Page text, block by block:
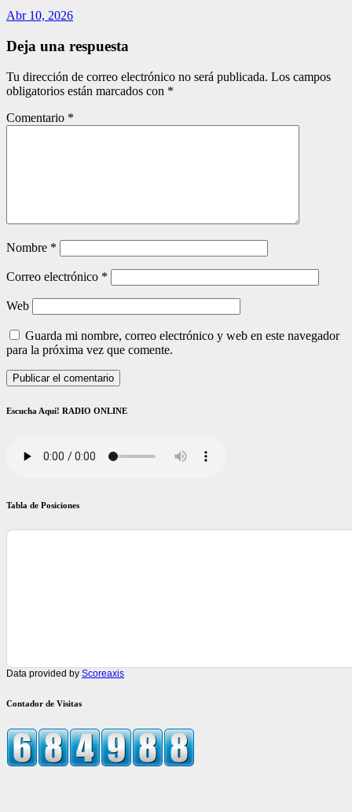
Abr 10, 2026
Deja una respuesta
Tu dirección de correo electrónico no será publicada. Los campos
obligatorios están marcados con *
Comentario *
Nombre *
Correo electrónico *
Web
Guarda mi nombre, correo electrónico y web en este navegador
para la próxima vez que comente.
Escucha Aquí! RADIO ONLINE
Tabla de Posiciones
Data provided by Scoreaxis
Contador de Visitas